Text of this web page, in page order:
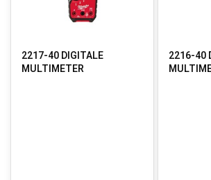
2217-40 DIGITALE
MULTIMETER
2216-40